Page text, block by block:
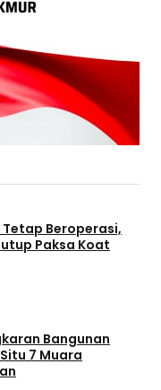
Beroperasi,
Paksa Koat
Bangunan
7 Muara